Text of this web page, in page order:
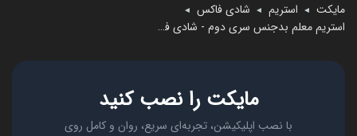
مایکت ◄ استریم ◄ شادی فاکس ◄
استریم معلم بدجنس سری دوم - شادی فاکس
مایکت را نصب کنید
با نصب اپلیکیشن، تجربه‌ای سریع، روان و کامل روی